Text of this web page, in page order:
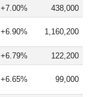
+7.00% 438,000
+6.90% 1,160,200
+6.79% 122,200
+6.65% 99,000